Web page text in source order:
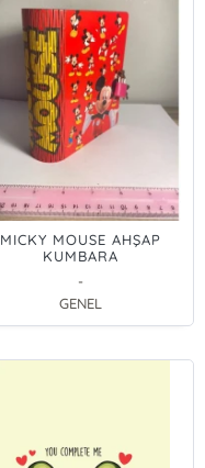
MICKY MOUSE AHŞAP
KUMBARA
-
GENEL